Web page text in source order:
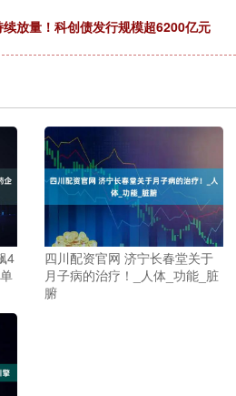
放量！科创债发行规模超6200亿元
4
四川配资官网 济宁长春堂关于
月子病的治疗！_人体_功能_脏
腑